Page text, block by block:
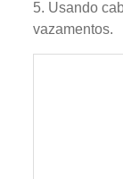
5. Usando
vazamentos.